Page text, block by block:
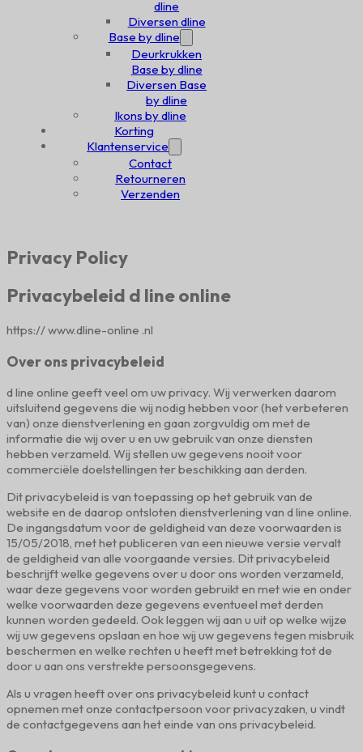
dline
Diversen dline
Base by dline
Deurkrukken
Base by dline
Diversen Base
by dline
Ikons by dline
Korting
Klantenservice
Contact
Retourneren
Verzenden
Privacy Policy
Privacybeleid d line online
https:// www.dline-online .nl
Over ons privacybeleid
d line online geeft veel om uw privacy. Wij verwerken daarom
uitsluitend gegevens die wij nodig hebben voor (het verbeteren
van) onze dienstverlening en gaan zorgvuldig om met de
informatie die wij over u en uw gebruik van onze diensten
hebben verzameld. Wij stellen uw gegevens nooit voor
commerciële doelstellingen ter beschikking aan derden.
Dit privacybeleid is van toepassing op het gebruik van de
website en de daarop ontsloten dienstverlening van d line online.
De ingangsdatum voor de geldigheid van deze voorwaarden is
15/05/2018, met het publiceren van een nieuwe versie vervalt
de geldigheid van alle voorgaande versies. Dit privacybeleid
beschrijft welke gegevens over u door ons worden verzameld,
waar deze gegevens voor worden gebruikt en met wie en onder
welke voorwaarden deze gegevens eventueel met derden
kunnen worden gedeeld. Ook leggen wij aan u uit op welke wijze
wij uw gegevens opslaan en hoe wij uw gegevens tegen misbruik
beschermen en welke rechten u heeft met betrekking tot de
door u aan ons verstrekte persoonsgegevens.
Als u vragen heeft over ons privacybeleid kunt u contact
opnemen met onze contactpersoon voor privacyzaken, u vindt
de contactgegevens aan het einde van ons privacybeleid.